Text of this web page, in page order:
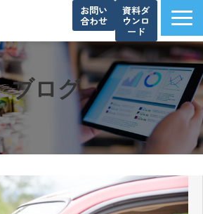
お問い
合わせ
資料ダ
ウンロ
ード
サービス一覧
選ばれる理由
導入事例
お知らせ
よくあるご質問
資料ダウンロード一覧
ブログ